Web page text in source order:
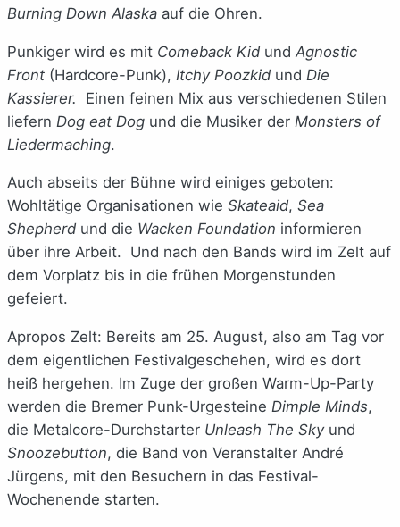
Burning Down Alaska auf die Ohren.
Punkiger wird es mit Comeback Kid und Agnostic
Front (Hardcore-Punk), Itchy Poozkid und Die
Kassierer. Einen feinen Mix aus verschiedenen Stilen
liefern Dog eat Dog und die Musiker der Monsters of
Liedermaching.
Auch abseits der Bühne wird einiges geboten:
Wohltätige Organisationen wie Skateaid, Sea
Shepherd und die Wacken Foundation informieren
über ihre Arbeit. Und nach den Bands wird im Zelt auf
dem Vorplatz bis in die frühen Morgenstunden
gefeiert.
Apropos Zelt: Bereits am 25. August, also am Tag vor
dem eigentlichen Festivalgeschehen, wird es dort
heiß hergehen. Im Zuge der großen Warm-Up-Party
werden die Bremer Punk-Urgesteine Dimple Minds,
die Metalcore-Durchstarter Unleash The Skyund
Snoozebutton, die Band von Veranstalter André
Jürgens, mit den Besuchern in das Festival-
Wochenende starten.